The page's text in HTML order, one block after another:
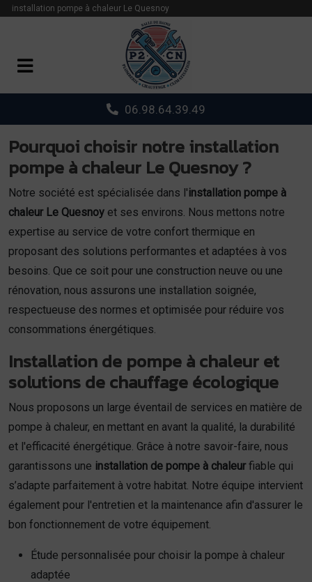
installation pompe à chaleur Le Quesnoy
06.98.64.39.49
Pourquoi choisir notre installation
pompe à chaleur Le Quesnoy ?
Notre société est spécialisée dans l'installation pompe à
chaleur Le Quesnoy et ses environs. Nous mettons notre
expertise au service de votre confort thermique en
proposant des solutions performantes et adaptées à vos
besoins. Que ce soit pour une construction neuve ou une
rénovation, nous assurons une installation soignée,
respectueuse des normes et optimisée pour réduire vos
consommations énergétiques.
Installation de pompe à chaleur et
solutions de chauffage écologique
Nous proposons un large éventail de services en matière de
pompe à chaleur, en mettant en avant la qualité, la durabilité
et l'efficacité énergétique. Grâce à notre savoir-faire, nous
garantissons une installation de pompe à chaleurfiable qui
s’adapte parfaitement à votre habitat. Notre équipe intervient
également pour l'entretien et la maintenance afin d'assurer le
bon fonctionnement de votre équipement.
Étude personnalisée pour choisir la pompe à chaleur
adaptée
Panneau de gestion des cookies